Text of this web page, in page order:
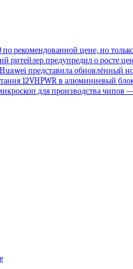
рекомендованной цене, но
ритейлер предупредил о росте
представила обновлённый
12VHPWR в алюминиевый
для производства чипов